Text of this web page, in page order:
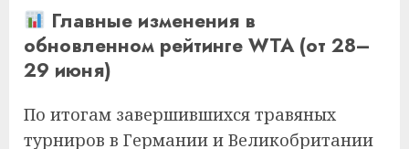
Главные изменения в
обновленном рейтинге WTA (от 28–
29 июня)
По итогам завершившихся травяных
турниров в Германии и Великобритании